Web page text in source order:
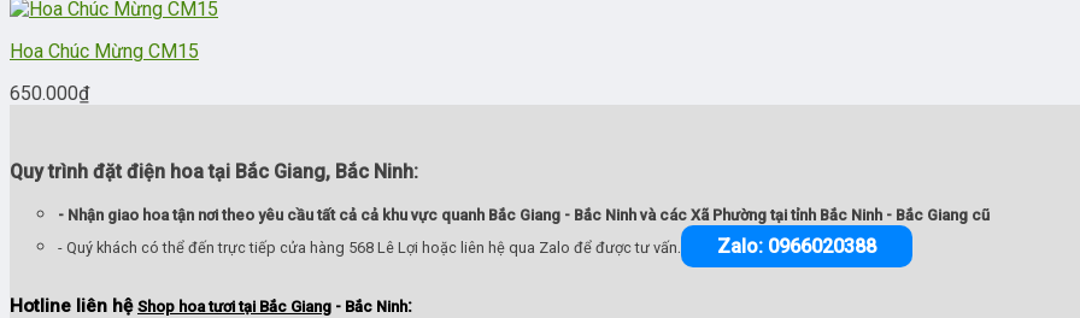
Hoa Chúc Mừng CM15
650.000₫
Quy trình đặt điện hoa tại Bắc Giang, Bắc Ninh:
- Nhận giao hoa tận nơi theo yêu cầu tất cả cả khu vực quanh Bắc Giang - Bắc Ninh và các Xã Phường tại tỉnh Bắc Ninh - Bắc Giang cũ
- Quý khách có thể đến trực tiếp cửa hàng 568 Lê Lợi hoặc liên hệ qua Zalo để được tư vấn. Zalo: 0966020388
Hotline liên hệ Shop hoa tươi tại Bắc Giang - Bắc Ninh: